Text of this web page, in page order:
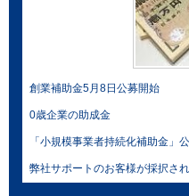
創業補助金5月8日公募開始
0歳企業の助成金
「小規模事業者持続化補助金」
弊社サポートのお客様が採択され